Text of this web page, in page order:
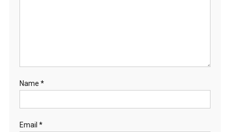
Name *
Email *